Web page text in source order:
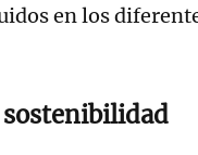
en los
sostenibilidad